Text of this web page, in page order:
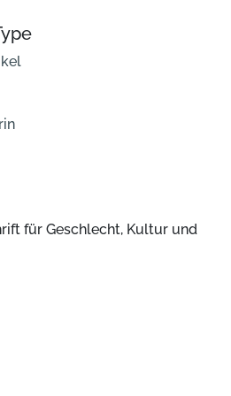
für Geschlecht, Kultur und